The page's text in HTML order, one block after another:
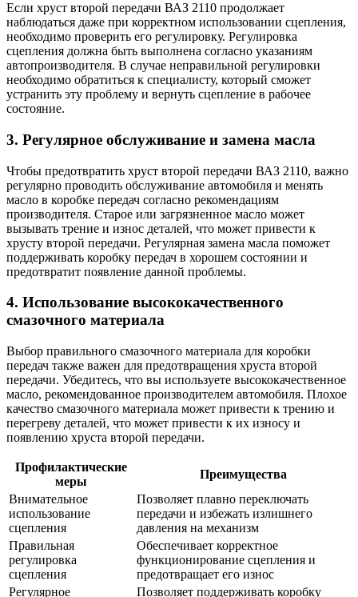
Если хруст второй передачи ВАЗ 2110 продолжает
наблюдаться даже при корректном использовании сцепления,
необходимо проверить его регулировку. Регулировка
сцепления должна быть выполнена согласно указаниям
автопроизводителя. В случае неправильной регулировки
необходимо обратиться к специалисту, который сможет
устранить эту проблему и вернуть сцепление в рабочее
состояние.
3. Регулярное обслуживание и замена масла
Чтобы предотвратить хруст второй передачи ВАЗ 2110, важно
регулярно проводить обслуживание автомобиля и менять
масло в коробке передач согласно рекомендациям
производителя. Старое или загрязненное масло может
вызывать трение и износ деталей, что может привести к
хрусту второй передачи. Регулярная замена масла поможет
поддерживать коробку передач в хорошем состоянии и
предотвратит появление данной проблемы.
4. Использование высококачественного
смазочного материала
Выбор правильного смазочного материала для коробки
передач также важен для предотвращения хруста второй
передачи. Убедитесь, что вы используете высококачественное
масло, рекомендованное производителем автомобиля. Плохое
качество смазочного материала может привести к трению и
перегреву деталей, что может привести к их износу и
появлению хруста второй передачи.
Профилактические
меры
Преимущества
Внимательное
использование
сцепления
Позволяет плавно переключать
передачи и избежать излишнего
давления на механизм
Правильная
регулировка
сцепления
Обеспечивает корректное
функционирование сцепления и
предотвращает его износ
Регулярное
Позволяет поддерживать коробку